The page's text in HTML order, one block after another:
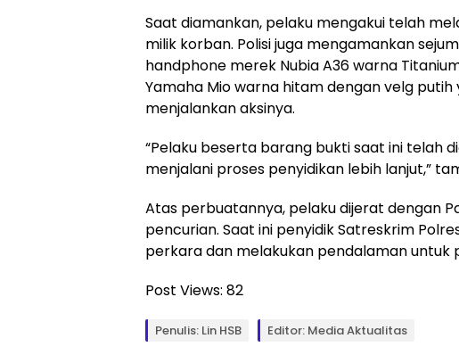
Saat diamankan, pelaku mengakui telah
milik korban. Polisi juga mengamankan
handphone merek Nubia A36 warna
Yamaha Mio warna hitam dengan velg
menjalankan aksinya.
“Pelaku beserta barang bukti saat ini telah
menjalani proses penyidikan lebih lanjut,”
Atas perbuatannya, pelaku dijerat dengan
pencurian. Saat ini penyidik Satreskrim
perkara dan melakukan pendalaman untuk
Post Views: 82
Penulis: Lin HSB Editor: Media Aktualitas